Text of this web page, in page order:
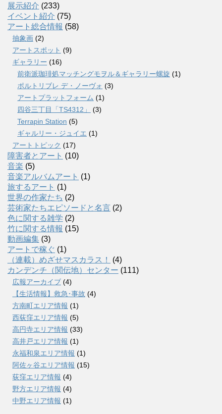
展示紹介 (233)
イベント紹介 (75)
アート総合情報 (58)
抽象画 (2)
アートスポット (9)
ギャラリー (16)
前衛派珈琲処マッチングモヲル＆ギャラリー螺旋 (1)
ポルトリブレ デ・ノーヴォ (3)
アートプラットフォーム (1)
四谷三丁目「TS4312」
(3)
Terrapin Station (5)
ギャルリー・ジュイエ (1)
アートトピック (17)
障害者とアート (10)
音楽 (5)
音楽アルバムアート (1)
旅するアート (1)
世界の作家たち (2)
芸術家たちエピソードと名言 (2)
色に関する雑学 (2)
竹に関する情報 (15)
動画編集 (3)
アートで稼ぐ (1)
（連載）めざせマスカラス！
(4)
カンデンチ（関伝地）センター (111)
広報アーカイブ (4)
【生活情報】救急･事故 (4)
方南町エリア情報 (1)
西荻窪エリア情報 (5)
高円寺エリア情報 (33)
高井戸エリア情報 (1)
永福和泉エリア情報 (1)
阿佐ヶ谷エリア情報 (15)
荻窪エリア情報 (4)
野方エリア情報 (4)
中野エリア情報 (1)